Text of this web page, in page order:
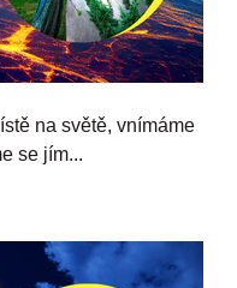
na světě, vnímáme
se jím...